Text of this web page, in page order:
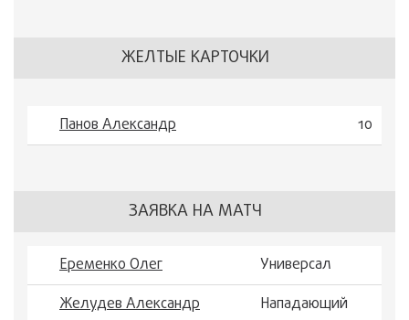
ЖЕЛТЫЕ КАРТОЧКИ
Панов Александр 10
ЗАЯВКА НА МАТЧ
Еременко Олег
Универсал
Желудев Александр
Нападающий